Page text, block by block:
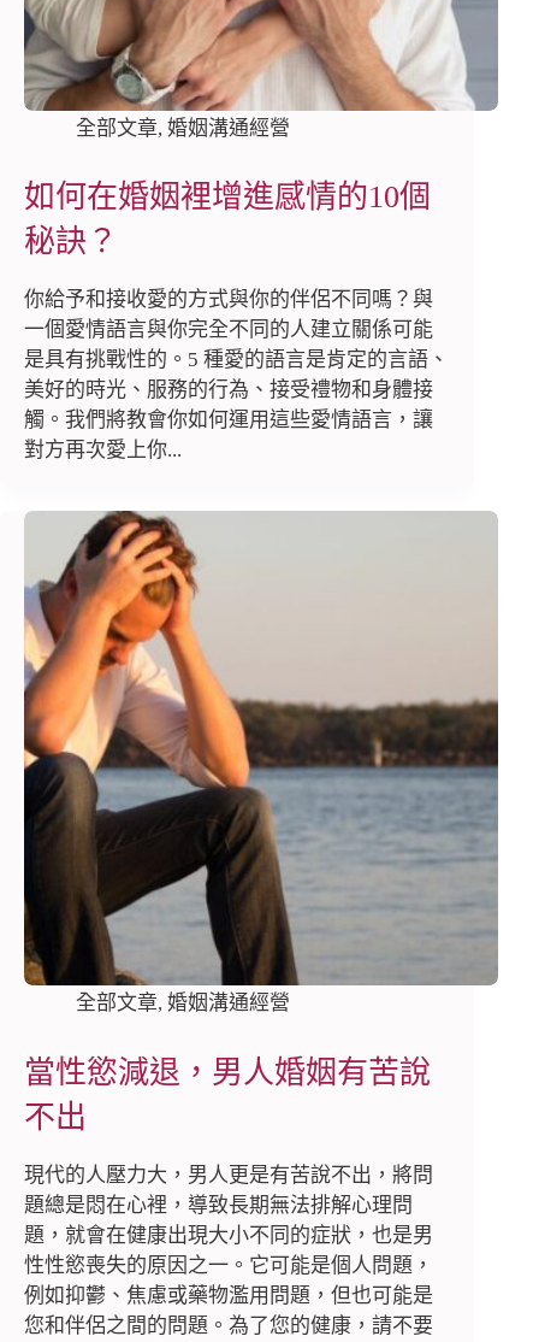
全部文章, 婚姻溝通經營
如何在婚姻裡增進感情的10個
秘訣？
你給予和接收愛的方式與你的伴侶不同嗎？與
一個愛情語言與你完全不同的人建立關係可能
是具有挑戰性的。5 種愛的語言是肯定的言語、
美好的時光、服務的行為、接受禮物和身體接
觸。我們將教會你如何運用這些愛情語言，讓
對方再次愛上你...
全部文章, 婚姻溝通經營
當性慾減退，男人婚姻有苦說
不出
現代的人壓力大，男人更是有苦說不出，將問
題總是悶在心裡，導致長期無法排解心理問
題，就會在健康出現大小不同的症狀，也是男
性性慾喪失的原因之一。它可能是個人問題，
例如抑鬱、焦慮或藥物濫用問題，但也可能是
您和伴侶之間的問題。為了您的健康，請不要